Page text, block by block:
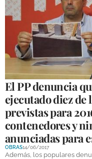
NECROLÓGICAS
GALERÍAS
El PP denuncia
ejecutado diez de
previstas para
contenedores y
anunciadas para
OBRAS14/06/2017
Además, los populares